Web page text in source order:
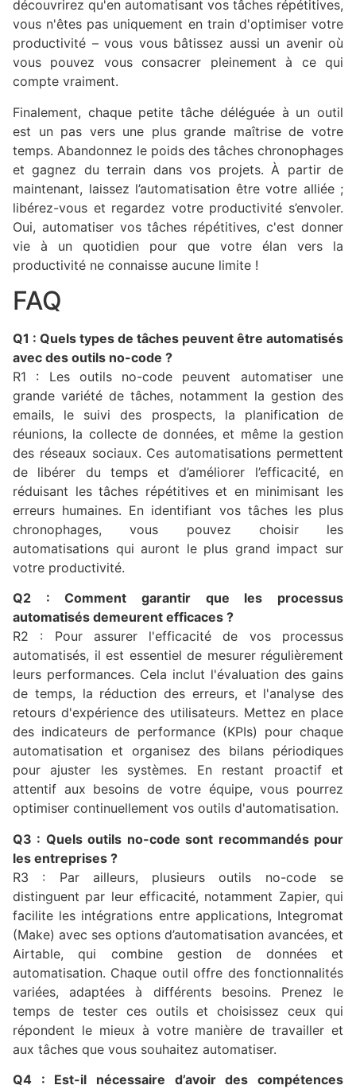
découvrirez qu'en automatisant vos tâches répétitives,
vous n'êtes pas uniquement en train d'optimiser votre
productivité – vous vous bâtissez aussi un avenir où
vous pouvez vous consacrer pleinement à ce qui
compte vraiment.
Finalement, chaque petite tâche déléguée à un outil
est un pas vers une plus grande maîtrise de votre
temps. Abandonnez le poids des tâches chronophages
et gagnez du terrain dans vos projets. À partir de
maintenant, laissez l’automatisation être votre alliée ;
libérez-vous et regardez votre productivité s’envoler.
Oui, automatiser vos tâches répétitives, c'est donner
vie à un quotidien pour que votre élan vers la
productivité ne connaisse aucune limite !
FAQ
Q1 : Quels types de tâches peuvent être automatisés
avec des outils no-code ?
R1 : Les outils no-code peuvent automatiser une
grande variété de tâches, notamment la gestion des
emails, le suivi des prospects, la planification de
réunions, la collecte de données, et même la gestion
des réseaux sociaux. Ces automatisations permettent
de libérer du temps et d’améliorer l’efficacité, en
réduisant les tâches répétitives et en minimisant les
erreurs humaines. En identifiant vos tâches les plus
chronophages, vous pouvez choisir les
automatisations qui auront le plus grand impact sur
votre productivité.
Q2 : Comment garantir que les processus
automatisés demeurent efficaces ?
R2 : Pour assurer l'efficacité de vos processus
automatisés, il est essentiel de mesurer régulièrement
leurs performances. Cela inclut l'évaluation des gains
de temps, la réduction des erreurs, et l'analyse des
retours d'expérience des utilisateurs. Mettez en place
des indicateurs de performance (KPIs) pour chaque
automatisation et organisez des bilans périodiques
pour ajuster les systèmes. En restant proactif et
attentif aux besoins de votre équipe, vous pourrez
optimiser continuellement vos outils d'automatisation.
Q3 : Quels outils no-code sont recommandés pour
les entreprises ?
R3 : Par ailleurs, plusieurs outils no-code se
distinguent par leur efficacité, notamment Zapier, qui
facilite les intégrations entre applications, Integromat
(Make) avec ses options d’automatisation avancées, et
Airtable, qui combine gestion de données et
automatisation. Chaque outil offre des fonctionnalités
variées, adaptées à différents besoins. Prenez le
temps de tester ces outils et choisissez ceux qui
répondent le mieux à votre manière de travailler et
aux tâches que vous souhaitez automatiser.
Q4 : Est-il nécessaire d’avoir des compétences